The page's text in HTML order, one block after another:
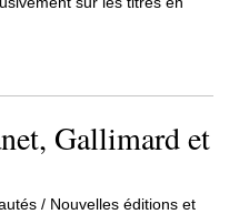
Gallimard et
/ Nouvelles éditions et